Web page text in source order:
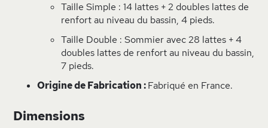
Taille Simple : 14 lattes + 2 doubles lattes de
renfort au niveau du bassin, 4 pieds.
Taille Double : Sommier avec 28 lattes + 4
doubles lattes de renfort au niveau du bassin,
7 pieds.
Origine de Fabrication :Fabriqué en France.
Dimensions